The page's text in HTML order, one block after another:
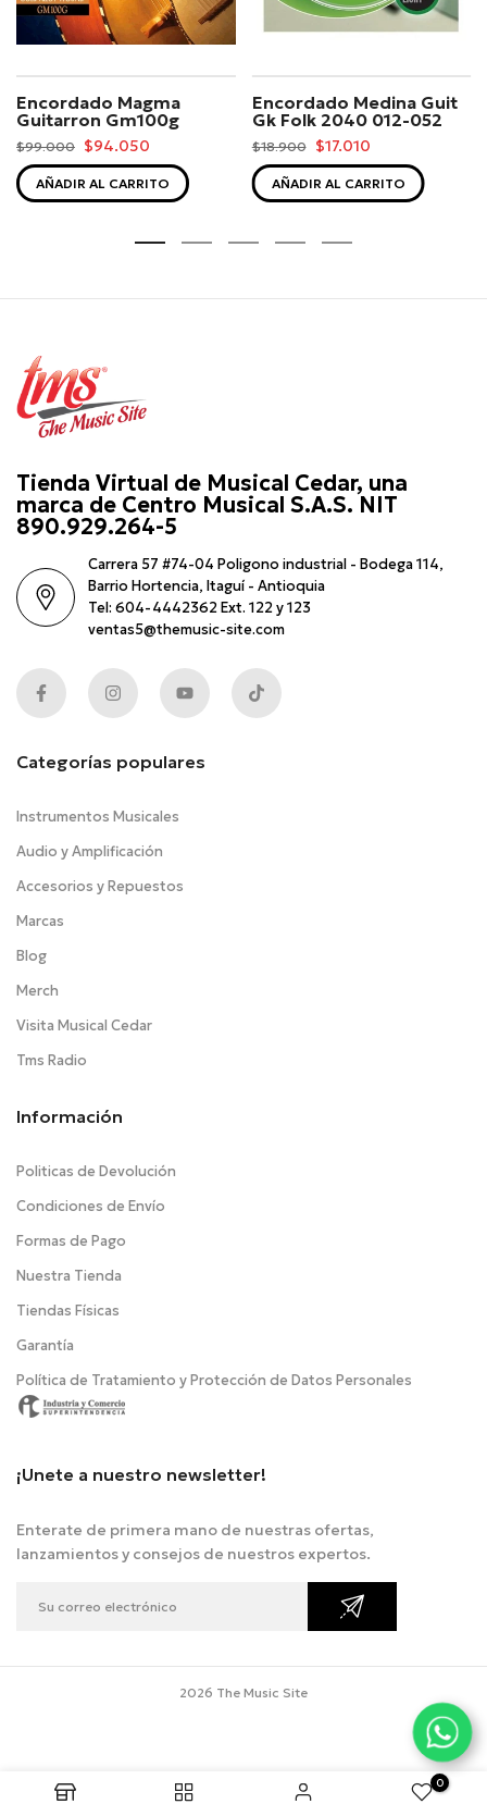
Encordado Magma
Guitarron Gm100g
$99.000 $94.050
AÑADIR AL CARRITO
Encordado Medina Guit
Gk Folk 2040 012-052
$18.900 $17.010
AÑADIR AL CARRITO
Tienda Virtual de Musical Cedar, una
marca de Centro Musical S.A.S. NIT
890.929.264-5
Carrera 57 #74-04 Poligono industrial - Bodega 114,
Barrio Hortencia, Itaguí - Antioquia
Tel: 604-4442362 Ext. 122 y 123
ventas5@themusic-site.com
Categorías populares
Instrumentos Musicales
Audio y Amplificación
Accesorios y Repuestos
Marcas
Blog
Merch
Visita Musical Cedar
Tms Radio
Información
Politicas de Devolución
Condiciones de Envío
Formas de Pago
Nuestra Tienda
Tiendas Físicas
Garantía
Política de Tratamiento y Protección de Datos Personales
¡Unete a nuestro newsletter!
Enterate de primera mano de nuestras ofertas,
lanzamientos y consejos de nuestros expertos.
2026 The Music Site
0